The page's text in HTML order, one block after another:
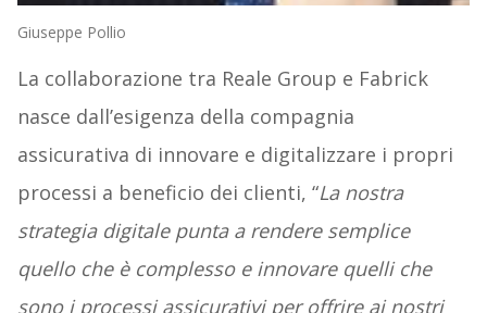
Giuseppe Pollio
La collaborazione tra Reale Group e Fabrick
nasce dall’esigenza della compagnia
assicurativa di innovare e digitalizzare i propri
processi a beneficio dei clienti, “La nostra
strategia digitale punta a rendere semplice
quello che è complesso e innovare quelli che
sono i processi assicurativi per offrire ai nostri